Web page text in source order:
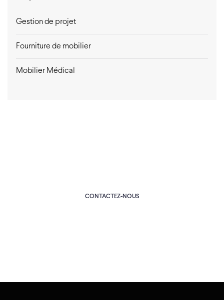
Gestion de projet
Fourniture de mobilier
Mobilier Médical
CONTACTEZ-NOUS